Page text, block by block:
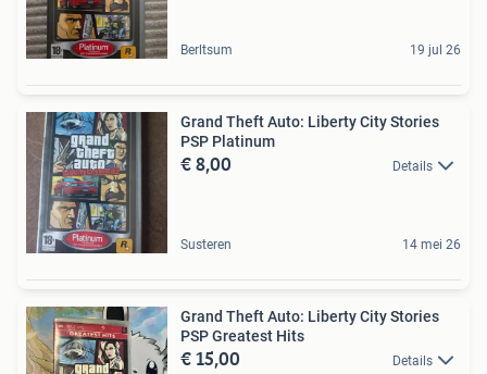
Berltsum 19 jul 26
Grand Theft Auto: Liberty City Stories
PSP Platinum
€ 8,00 Details
Susteren 14 mei 26
Grand Theft Auto: Liberty City Stories
PSP Greatest Hits
€ 15,00 Details